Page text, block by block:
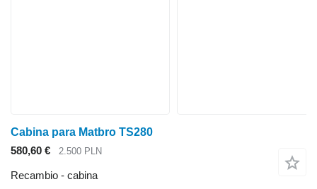
Cabina para Matbro TS280
580,60 €
2.500 PLN
Recambio - cabina